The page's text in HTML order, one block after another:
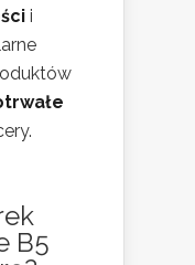
i
B5